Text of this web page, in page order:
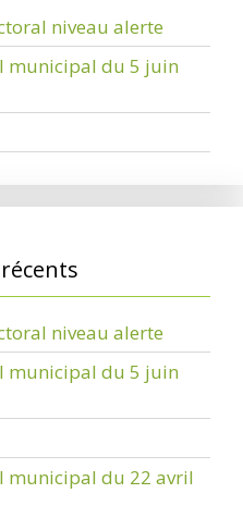
niveau alerte
municipal du 5 juin
niveau alerte
municipal du 5 juin
municipal du 22 avril